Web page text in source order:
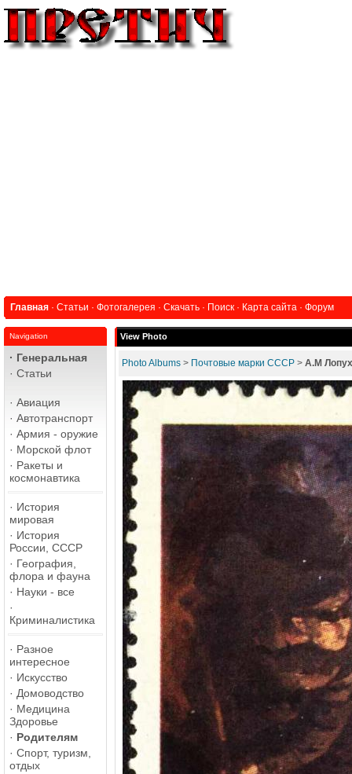
Главная · Статьи · Фотогалерея · Скачать · Поиск · Карта сайта · Форум
Navigation
· Генеральная
· Статьи
· Авиация
· Автотранспорт
· Армия - оружие
· Морской флот
· Ракеты и
космонавтика
· История
мировая
· История
России, СССР
· География,
флора и фауна
· Науки - все
·
Криминалистика
· Разное
интересное
· Искусство
· Домоводство
· Медицина
Здоровье
· Родителям
· Спорт, туризм,
отдых
View Photo
Photo Albums > Почтовые марки СССР > А.М